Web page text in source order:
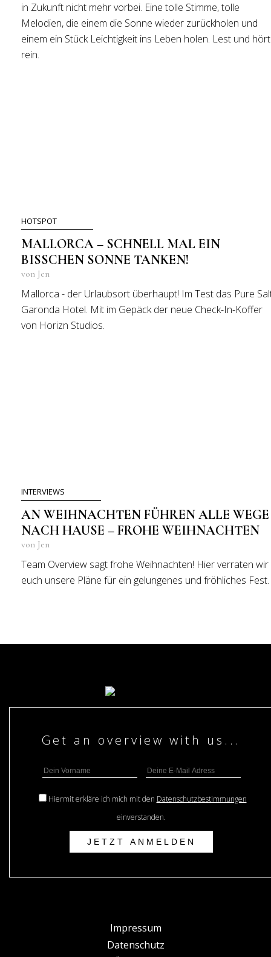
in Zukunft nicht mehr vorbei. Eine tolle Stimme, tolle
Melodien, die einem die Sonne wieder zurückholen und
einem ein Stück Leichtigkeit ins Leben holen. Lest und hört
rein.
HOTSPOT
MALLORCA – SCHNELL MAL EIN
BISSCHEN SONNE TANKEN!
von Jen
Mallorca - der Urlaubsort überhaupt! Im Test das Pure
Garonda Hotel. Mit im Gepäck der neue Check-In-Koffer
von Horizn Studios.
INTERVIEWS
AN WEIHNACHTEN FÜHREN ALLE WEGE
NACH HAUSE – FROHE WEIHNACHTEN
von Jen
Team Overview sagt frohe Weihnachten! Hier verraten wir
euch unsere Pläne für ein gelungenes und fröhliches Fest.
Hiermit erkläre ich mich mit den Datenschutzbestimmungen
einverstanden.
Impressum
Datenschutz